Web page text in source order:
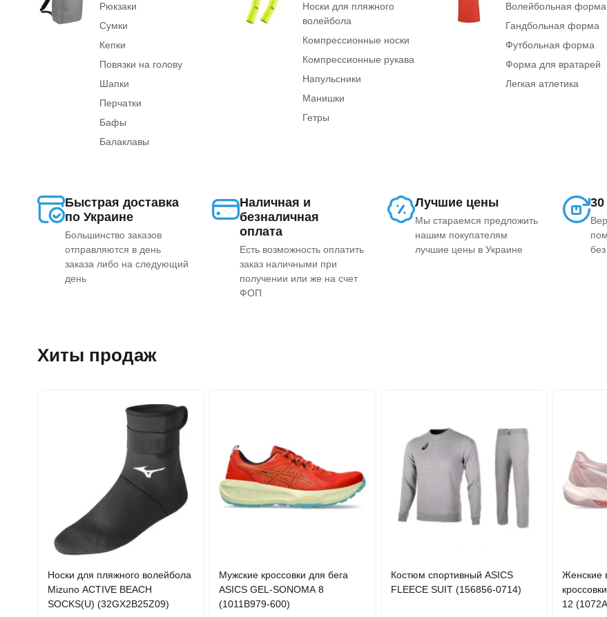
Рюкзаки
Сумки
Кепки
Повязки на голову
Шапки
Перчатки
Бафы
Балаклавы
Носки для пляжного
волейбола
Компрессионные носки
Компрессионные рукава
Напульсники
Манишки
Гетры
Волейбольная форма
Гандбольная форма
Футбольная форма
Форма для вратарей
Легкая атлетика
Быстрая доставка
по Украине
Большинство заказов
отправляются в день
заказа либо на следующий
день
Наличная и
безналичная
оплата
Есть возможность оплатить
заказ наличными при
получении или же на счет
ФОП
Лучшие цены
Мы стараемся предложить
нашим покупателям
лучшие цены в Украине
Хиты продаж
Носки для пляжного волейбола
Mizuno ACTIVE BEACH
SOCKS(U) (32GX2B25Z09)
Мужские кроссовки для бега
ASICS GEL-SONOMA 8
(1011B979-600)
Костюм спортивный ASICS
FLEECE SUIT (156856-0714)
Женские
12